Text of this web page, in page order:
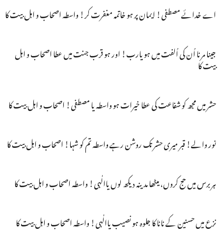
اے خدائے مصطفی! ایمان پر ہو خاتمہ مغفرت کر! واسطہ اصحاب و اہل بیت کا
جینا مرنا اُن کی اُلفت میں ہو یارب! اور ہو قرب جنت میں عطا اصحاب و اہل
بیت کا
حشر میں مجھ کو شفاعت کی عطا خیرات ہو واسطہ یا مصطفی! اصحاب و اہل بیت کا
نور والے! قبر میری حشر تک روشن رہے واسطہ تم کو شہا! اصحاب و اہل بیت کا
ہر برس میں حج کروں، میٹھا مدینہ دیکھ لوں یاالٰہی! واسطہ اصحاب و اہل بیت کا
نزع میں حسنین کے نانا کا جلوہ ہو نصیب یاالٰہی! واسطہ اصحاب و اہل بیت کا